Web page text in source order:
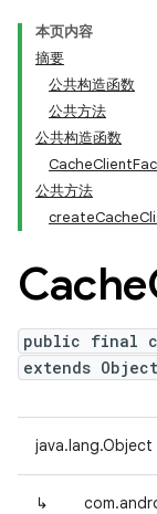
本页内容
摘要
公共构造函数
公共方法
公共构造函数
公共方法
Cache
public final
extends Object
java.lang.Object
↳